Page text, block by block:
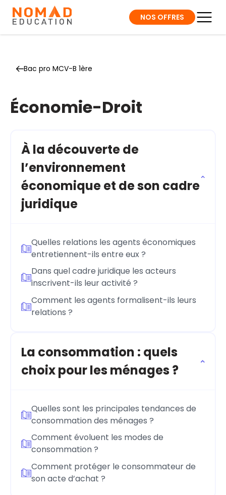
NOS OFFRES
Bac pro MCV-B 1ère
Économie-Droit
À la découverte de
l’environnement
économique et de son cadre
juridique
Quelles relations les agents économiques
entretiennent-ils entre eux ?
Dans quel cadre juridique les acteurs
inscrivent-ils leur activité ?
Comment les agents formalisent-ils leurs
relations ?
La consommation : quels
choix pour les ménages ?
Quelles sont les principales tendances de
consommation des ménages ?
Comment évoluent les modes de
consommation ?
Comment protéger le consommateur de
son acte d’achat ?